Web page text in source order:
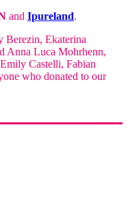
and Ipureland.
Berezin, Ekaterina
Anna Luca Mohrhenn,
Castelli, Fabian
who donated to our